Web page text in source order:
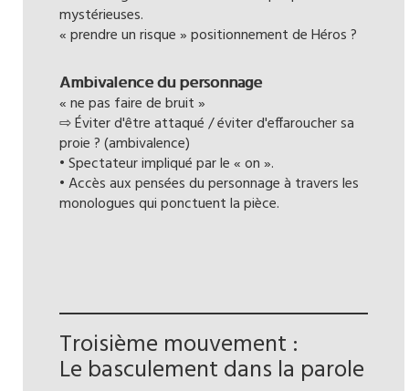
mystérieuses.
« prendre un risque » positionnement de Héros ?
Ambivalence du personnage
« ne pas faire de bruit »
⇨ Éviter d'être attaqué / éviter d'effaroucher sa
proie ? (ambivalence)
• Spectateur impliqué par le « on ».
• Accès aux pensées du personnage à travers les
monologues qui ponctuent la pièce.
Troisième mouvement :
Le basculement dans la parole